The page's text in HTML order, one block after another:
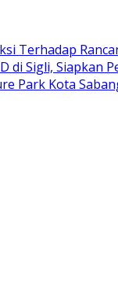
Terhadap
di Sigli,
Park Kota